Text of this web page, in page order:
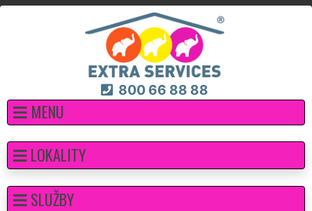
800 66 88 88
MENU
LOKALITY
SLUŽBY